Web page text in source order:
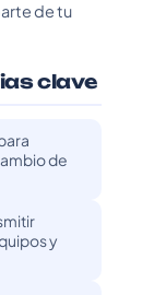
de tu
clave
de
y